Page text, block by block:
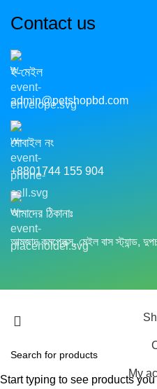
Contact us
ই-মেইল
admin@petshopbd.com
মোবাইল নং
+8801744 155 904
আমাদের ঠিকানাঃ
আমজাদ কমপ্লেক্স, মেইল বাস স্ট্যান্ড,
Start typing to see products
My